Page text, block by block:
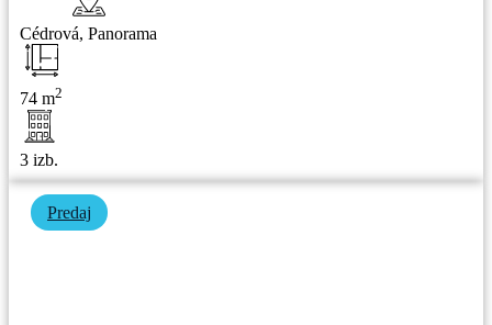
Cédrová, Panorama
74 m2
3 izb.
Predaj